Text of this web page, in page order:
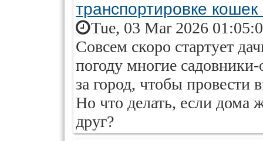
транспортировке
Tue, 03 Mar 2026
Совсем скоро стартует
погоду многие
за город, чтобы провести
Но что делать, если дома
друг?